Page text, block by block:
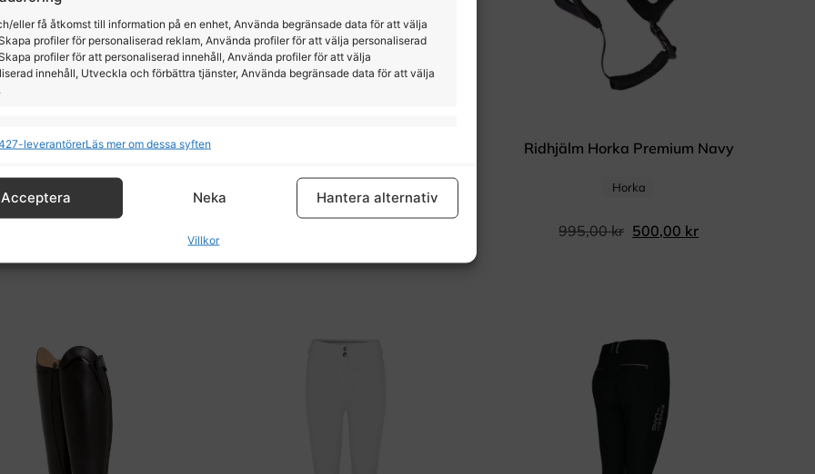
eller få åtkomst till information på en enhet, Använda begränsade data för att välja
profiler för personaliserad reklam, Använda profiler för att välja personaliserad
profiler för att personaliserad innehåll, Använda profiler för att välja
innehåll, Utveckla och förbättra tjänster, Använda begränsade data för att välja
på information som överförs automatiskt.
säkerhet, förhindra och upptäcka bedrägerier samt
fel, Leverera och visa reklam och innehåll, Spara och
dina integritetsval.
leverantörerLäs mer om dessa syften
Acceptera Neka Hantera alternativ
Villkor
MIPS Jacson Philly Ridhjälm Horka Premium Navy
Horka
995,00kr 500,00 kr